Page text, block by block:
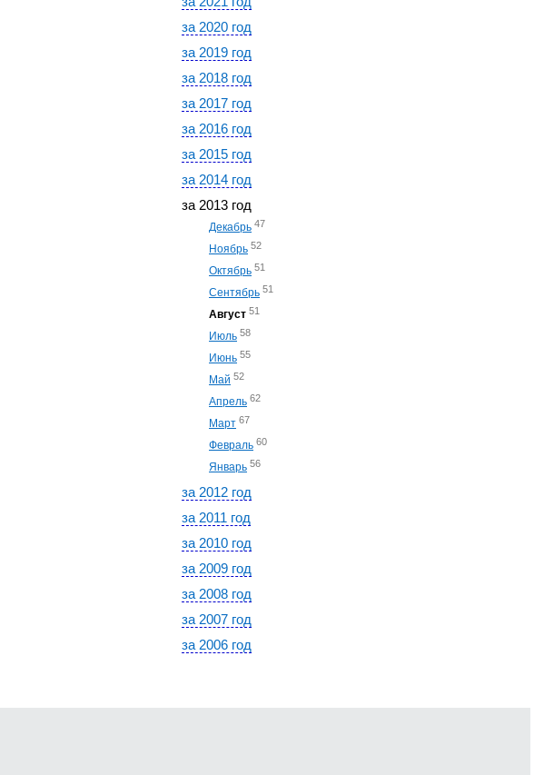
за 2020 год
за 2019 год
за 2018 год
за 2017 год
за 2016 год
за 2015 год
за 2014 год
за 2013 год
Декабрь 47
Ноябрь 52
Октябрь 51
Сентябрь 51
Август 51
Июль 58
Июнь 55
Май 52
Апрель 62
Март 67
Февраль 60
Январь 56
за 2012 год
за 2011 год
за 2010 год
за 2009 год
за 2008 год
за 2007 год
за 2006 год